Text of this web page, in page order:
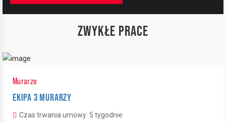
ZWYKŁE PRACE
Murarze
EKIPA 3 MURARZY
Czas trwania umowy: 5 tygodnie